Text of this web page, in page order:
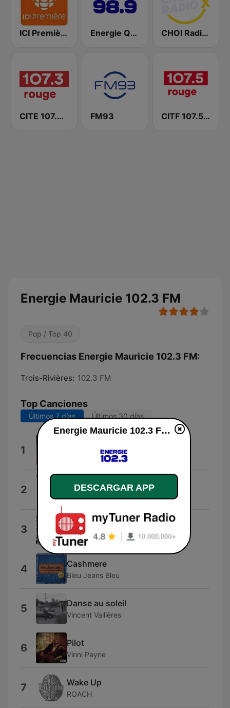
ICI Première Montréal Energie Québec 98.9 FM CHOI Radio X 98.1 FM
CITE 107.3 Rouge FM FM93 CITF 107.5 Rouge FM
Energie Mauricie 102.3 FM
Pop / Top 40
Frecuencias Energie Mauricie 102.3 FM:
Trois-Rivières: 102.3 FM
Top Canciones
Últimos 7 días Últimos 30 días
1
2 C'que J'veux
3 T'as-tu tué
Québec Redneck Bluegrass Project
4 Cashmere
Bleu Jeans Bleu
5 Danse au soleil
Vincent Vallières
6 Pilot
Vinni Payne
7 Wake Up
ROACH
Energie Mauricie 102.3 FM en vivo
DESCARGAR APP